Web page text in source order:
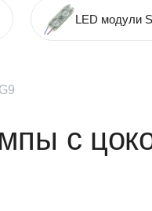
LED модули
G9
с